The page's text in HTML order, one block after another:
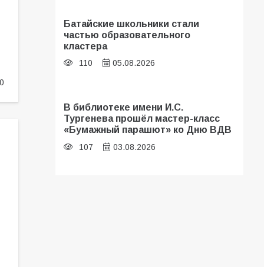
Батайские школьники стали
частью образовательного
кластера
110 05.08.2026
В библиотеке имени И.С.
Тургенева прошёл мастер-класс
«Бумажный парашют» ко Дню ВДВ
107 03.08.2026